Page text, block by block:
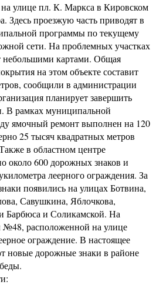
на улице пл. К. Маркса в Кировском
Здесь проезжую часть приводят в
программы по текущему
сети. На проблемных участках
небольшими картами. Общая
на этом объекте составит
сообщили в администрации
планирует завершить
В рамках муниципальной
ямочный ремонт выполнен на 120
25 тысяч квадратных метров
в областном центре
около 600 дорожных знаков и
леерного ограждения. За
появились на улицах Ботвина,
Савушкина, Яблочкова,
Барбюса и Соликамской. На
№48, расположенной на улице
ограждение. В настоящее
новые дорожные знаки в районе